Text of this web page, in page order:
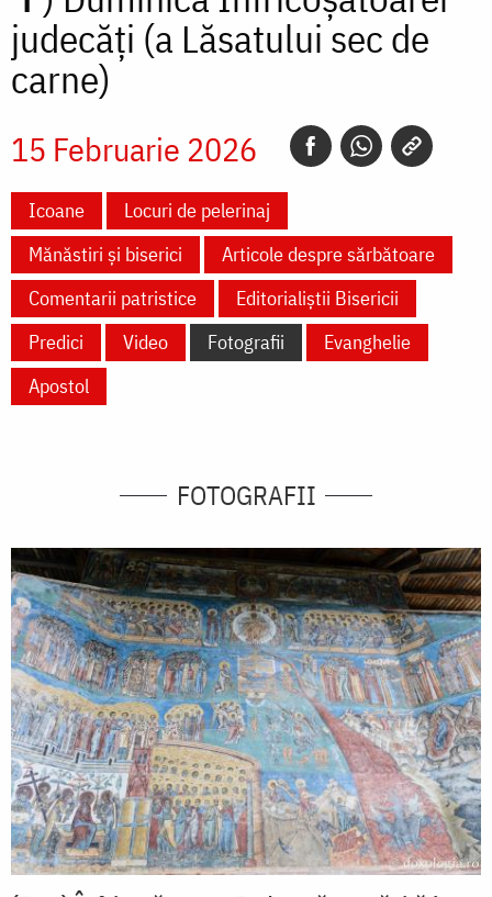
judecăți (a Lăsatului sec de
carne)
15 Februarie 2026
Icoane
Locuri de pelerinaj
Mănăstiri și biserici
Articole despre sărbătoare
Comentarii patristice
Editorialiștii Bisericii
Predici
Video Fotografii
Evanghelie
Apostol
FOTOGRAFII